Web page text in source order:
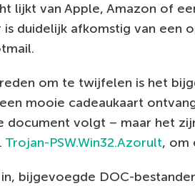
lijkt van Apple, Amazon of
duidelijk afkomstig van een
om te twijfelen is het
mooie cadeaukaart
document volgt – maar het
Trojan-PSW.Win32.Azorult, om
bijgevoegde DOC-